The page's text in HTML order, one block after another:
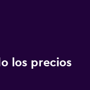
los precios